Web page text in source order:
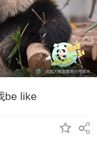
be like